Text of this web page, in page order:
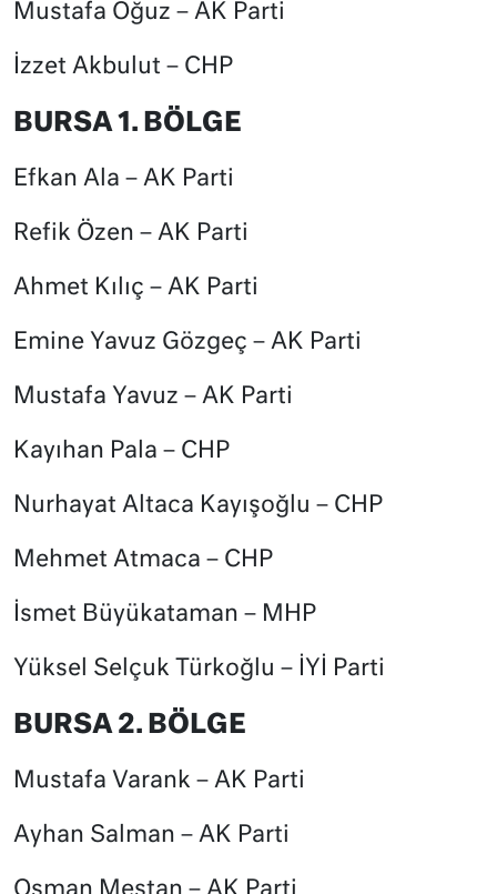
Mustafa Oğuz – AK Parti
İzzet Akbulut – CHP
BURSA 1. BÖLGE
Efkan Ala – AK Parti
Refik Özen – AK Parti
Ahmet Kılıç – AK Parti
Emine Yavuz Gözgeç – AK Parti
Mustafa Yavuz – AK Parti
Kayıhan Pala – CHP
Nurhayat Altaca Kayışoğlu – CHP
Mehmet Atmaca – CHP
İsmet Büyükataman – MHP
Yüksel Selçuk Türkoğlu – İYİ Parti
BURSA 2. BÖLGE
Mustafa Varank – AK Parti
Ayhan Salman – AK Parti